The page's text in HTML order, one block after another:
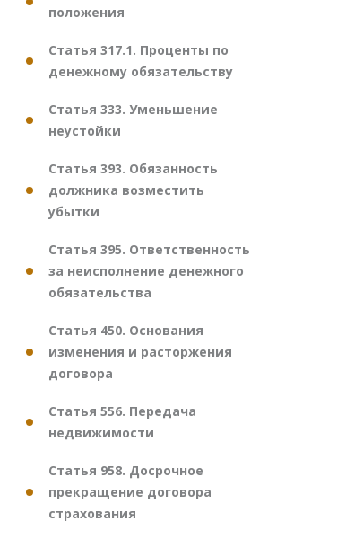
положения
Статья 317.1. Проценты по
денежному обязательству
Статья 333. Уменьшение
неустойки
Статья 393. Обязанность
должника возместить
убытки
Статья 395. Ответственность
за неисполнение денежного
обязательства
Статья 450. Основания
изменения и расторжения
договора
Статья 556. Передача
недвижимости
Статья 958. Досрочное
прекращение договора
страхования